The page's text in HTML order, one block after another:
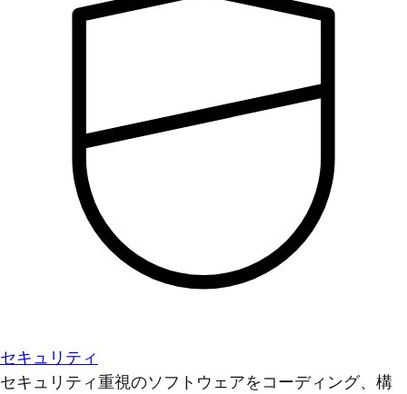
セキュリティ
セキュリティ重視のソフトウェアをコーディング、構